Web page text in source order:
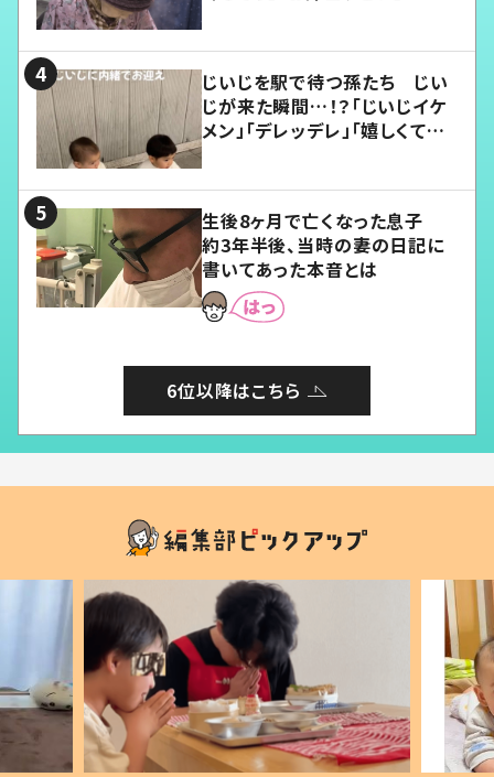
じいじを駅で待つ孫たち じい
じが来た瞬間…！？「じいじイケ
メン」「デレッデレ」「嬉しくて可
生後8ヶ月で亡くなった息子
約3年半後、当時の妻の日記に
書いてあった本音とは
6位以降はこちら